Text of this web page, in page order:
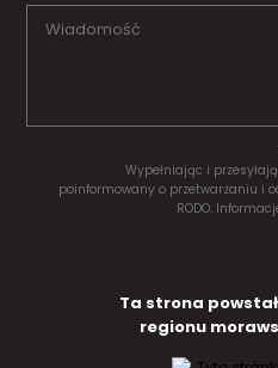
Wypełniając i
poinformowany o przetwarzaniu i
RODO.
Ta strona
regionu